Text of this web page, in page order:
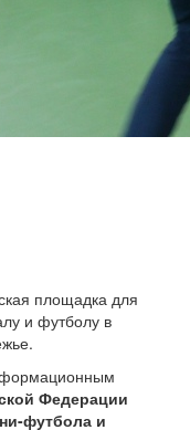
площадка для
и футболу в
Федерации
футбола и